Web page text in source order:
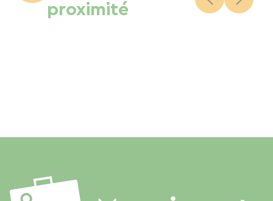
proximité